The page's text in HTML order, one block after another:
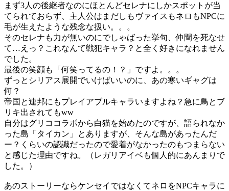
まず3人の後継者なのにほとんどセレナにしかスポットが当
てられておらず、主人公はまだしもヴァイスもネロもNPCに
毛が生えたような残念な扱い。。。
そのセレナも力が無いのにでしゃばった挙句、仲間を死なせ
て…えっ？これなんて戦犯キャラ？と全く好きになれません
でした。
最後の笑顔も「何笑ってるの！？」ですよ。。。
ずっとシリアス展開でいけばいいのに、あの寒いギャグは
何？
帝国と連邦にもプレイアブルキャラいますよね？急に鳥とブ
リキ出されてもww
自分はグリココラボから白猫を始めたのですが、語られなか
った島「タイカン」とありますが、そんな島があったんだ
ー？くらいの認識だったので愛着がなかったのもつまらない
と感じた理由ですね。（レガリアイベも個人的にあんまりで
した。）
あのストーリーならケンセイではなくてネロをNPCキャラに